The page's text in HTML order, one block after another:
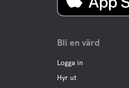
Bli en värd
Logga in
Hyr ut